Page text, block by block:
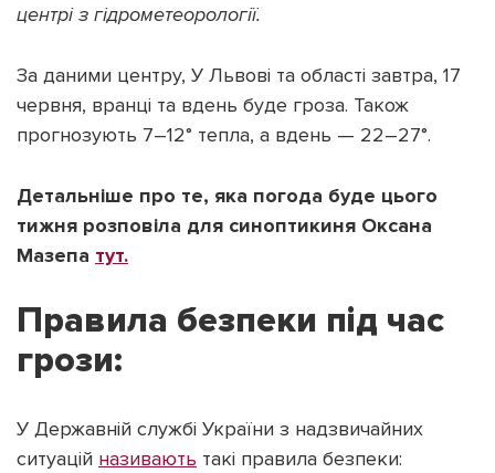
Наші соц мережі
Підтримати dyvys.info
центрі з гідрометеорології.
За даними центру, У Львові та області завтра, 17
червня, вранці та вдень буде гроза. Також
прогнозують 7–12° тепла, а вдень — 22–27°.
Детальніше про те, яка погода буде цього
тижня розповіла для синоптикиня Оксана
Мазепа тут.
Правила безпеки під час
грози:
У Державній службі України з надзвичайних
ситуацій називають такі правила безпеки: